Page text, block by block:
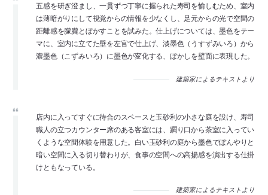
五感を研ぎ澄まし、一貫ずつ丁寧に握られた寿司を愉しむため、室内
は薄暗がりにして視覚からの情報を少なくし、足元からの光で空間の
距離感を朦朧とぼかすことを試みた。仕上げについては、墨色をテー
マに、室内に立てた壁を左官で仕上げ、淡墨色（うすずみいろ）から
濃墨色（こずみいろ）に墨色が変化する、ぼかしを壁面に表現した。
建築家によるテキストより
店内に入ってすぐに待合のスペースと玉砂利の小さな庭を設け、寿司
職人の立つカウンター席のある客室には、躙り口から茶室に入ってい
くような空間体験を用意した。白い玉砂利の庭から墨色でぼんやりと
暗い空間に入る切り替わりが、食事の空間への高揚感を演出する仕掛
けともなっている。
建築家によるテキストより